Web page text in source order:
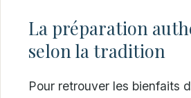
La préparation
selon la tradition
Pour retrouver les bienfaits